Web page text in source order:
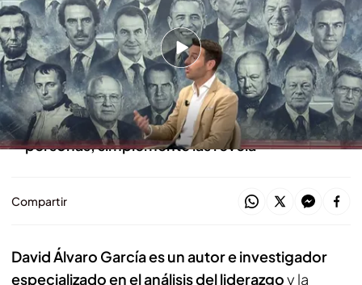
Miguel Manso
01 JUN 2026 - 14:44h.
El experto en comunicación política publica
‘Vicios y virtudes del Liderazgo’
Plantea que el poder no transforma a las
personas, simplemente las revela
Compartir
David Álvaro García es un autor e investigador
especializado en el análisis del liderazgoy la